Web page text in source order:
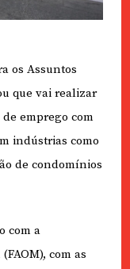
os Assuntos
que vai realizar
emprego com
indústrias como
de condomínios
com a
com as